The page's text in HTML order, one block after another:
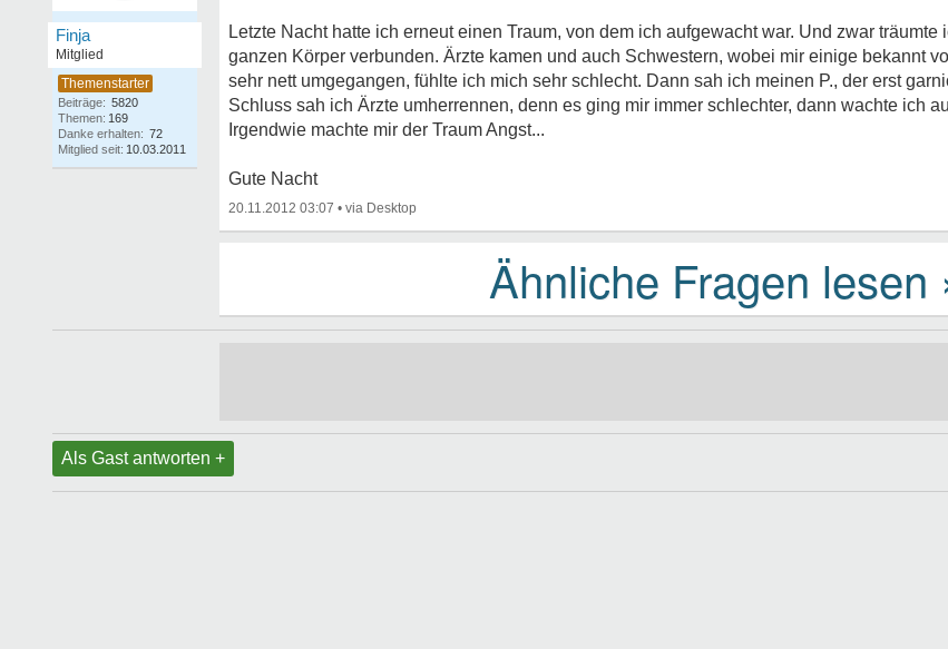
Finja
Mitglied
Beiträge: 5820
Themen: 169
Danke erhalten: 72
Mitglied seit: 10.03.2011
Letzte Nacht hatte ich erneut einen Traum, von dem ich aufgewacht war. Und zwar
ganzen Körper verbunden. Ärzte kamen und auch Schwestern, wobei mir einige bekannt
sehr nett umgegangen, fühlte ich mich sehr schlecht. Dann sah ich meinen P., der erst
Schluss sah ich Ärzte umherrennen, denn es ging mir immer schlechter, dann wachte ich
Irgendwie machte mir der Traum Angst...
Gute Nacht
20.11.2012 03:07 •
Als Gast antworten +